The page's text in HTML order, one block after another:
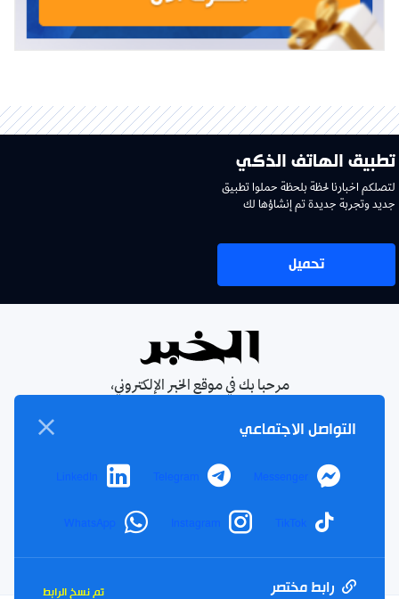
تطبيق الهاتف الذكي
لتصلكم اخبارنا لحظة بلحظة حملوا تطبيق
جديد وتجربة جديدة تم إنشاؤها لك
تحميل
مرحبا بك في موقع الخبر الإلكتروني،
الإشتراك في النشرة البريدية
بإشتراكك معنا ستتمكن من الحصول على آخر الأخبار التي سيتم
نشرها في الموقع
بريدك
الالكتروني
التواصل الاجتماعي
Messenger
Telegram
LinkedIn
TikTok
Instagram
WhatsApp
رابط مختصر تم نسخ الرابط